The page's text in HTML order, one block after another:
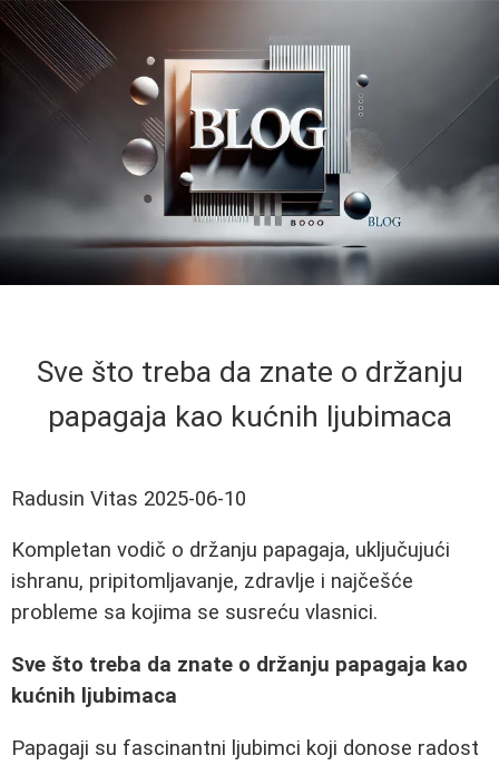
Sve što treba da znate o držanju
papagaja kao kućnih ljubimaca
Radusin Vitas 2025-06-10
Kompletan vodič o držanju papagaja, uključujući
ishranu, pripitomljavanje, zdravlje i najčešće
probleme sa kojima se susreću vlasnici.
Sve što treba da znate o držanju papagaja kao
kućnih ljubimaca
Papagaji su fascinantni ljubimci koji donose radost